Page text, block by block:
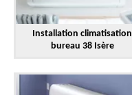
Installation climatisation
bureau 38 Isère